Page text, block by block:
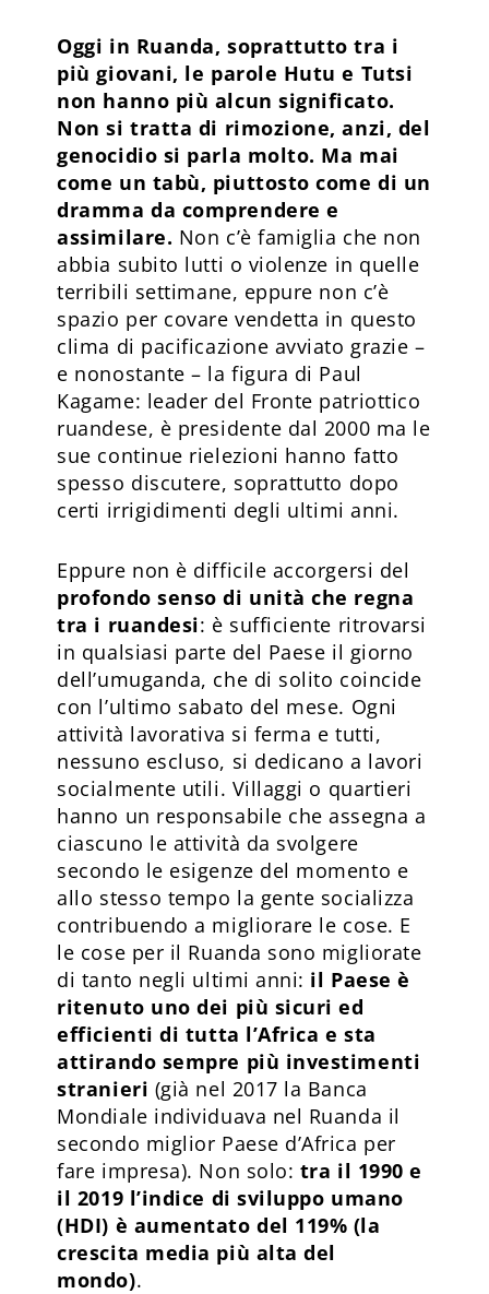
Oggi in Ruanda, soprattutto tra i
più giovani, le parole Hutu e Tutsi
non hanno più alcun significato.
Non si tratta di rimozione, anzi, del
genocidio si parla molto. Ma mai
come un tabù, piuttosto come di un
dramma da comprendere e
assimilare. Non c’è famiglia che non
abbia subito lutti o violenze in quelle
terribili settimane, eppure non c’è
spazio per covare vendetta in questo
clima di pacificazione avviato grazie –
e nonostante – la figura di Paul
Kagame: leader del Fronte patriottico
ruandese, è presidente dal 2000 ma le
sue continue rielezioni hanno fatto
spesso discutere, soprattutto dopo
certi irrigidimenti degli ultimi anni.
Eppure non è difficile accorgersi del
profondo senso di unità che regna
tra i ruandesi: è sufficiente ritrovarsi
in qualsiasi parte del Paese il giorno
dell’umuganda, che di solito coincide
con l’ultimo sabato del mese. Ogni
attività lavorativa si ferma e tutti,
nessuno escluso, si dedicano a lavori
socialmente utili. Villaggi o quartieri
hanno un responsabile che assegna a
ciascuno le attività da svolgere
secondo le esigenze del momento e
allo stesso tempo la gente socializza
contribuendo a migliorare le cose. E
le cose per il Ruanda sono migliorate
di tanto negli ultimi anni: il Paese è
ritenuto uno dei più sicuri ed
efficienti di tutta l’Africa e sta
attirando sempre più investimenti
stranieri (già nel 2017 la Banca
Mondiale individuava nel Ruanda il
secondo miglior Paese d’Africa per
fare impresa). Non solo: tra il 1990 e
il 2019 l’indice di sviluppo umano
(HDI) è aumentato del 119% (la
crescita media più alta del
mondo).